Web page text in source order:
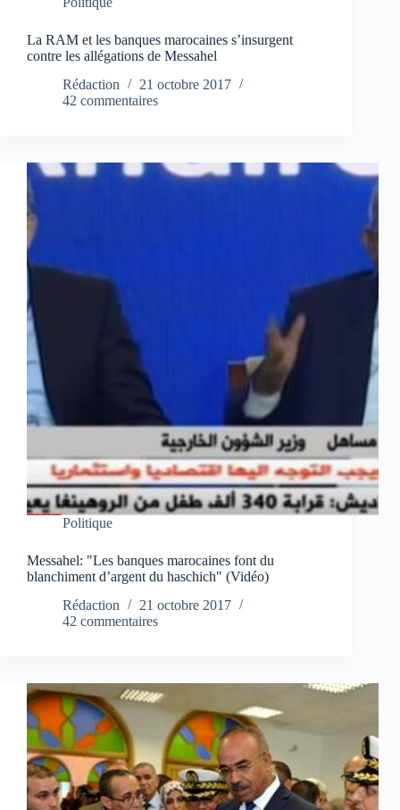
La RAM et les banques marocaines s’insurgent
contre les allégations de Messahel
Rédaction
21 octobre 2017
42 commentaires
Politique
Messahel: "Les banques marocaines font du
blanchiment d’argent du haschich" (Vidéo)
Rédaction
21 octobre 2017
42 commentaires